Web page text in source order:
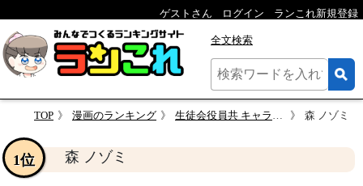
ゲストさん ログイン ランこれ新規登録
全文検索
TOP 漫画のランキング 生徒会役員共 キャラクター人気投票 森 ノゾミ
森 ノゾミ
1位